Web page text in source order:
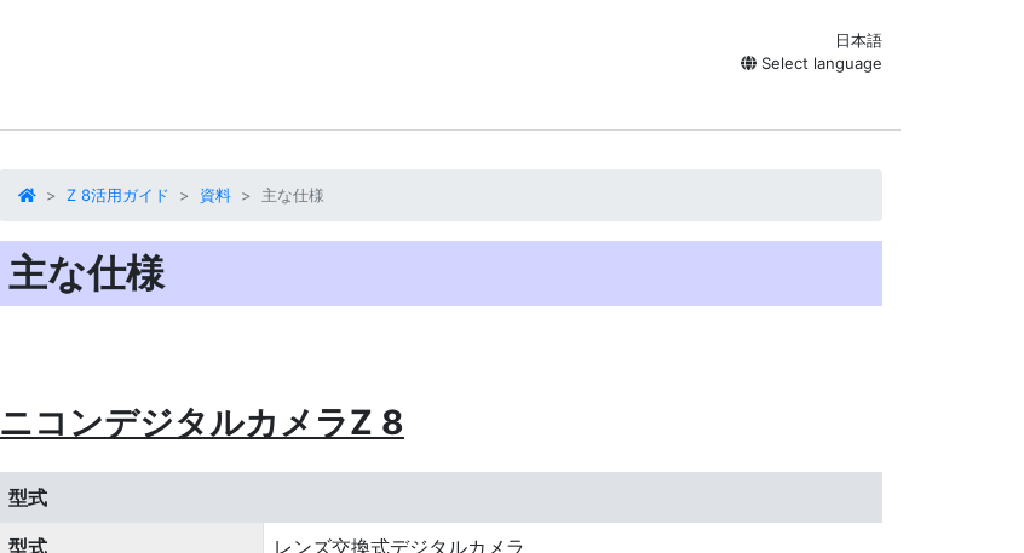
日本語
Select language
Z 8活用ガイド 資料 主な仕様
主な仕様
ニコンデジタルカメラZ 8
型式
型式 レンズ交換式デジタルカメラ